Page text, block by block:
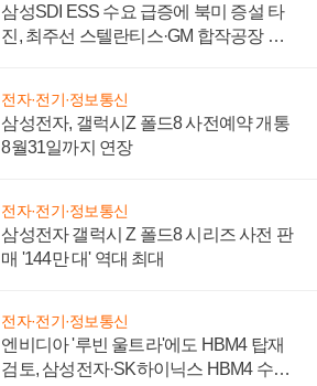
삼성SDI ESS 수요 급증에 북미 증설 타
진, 최주선 스텔란티스·GM 합작공장 건
전자·전기·정보통신
삼성전자, 갤럭시Z 폴드8 사전예약 개통
8월31일까지 연장
전자·전기·정보통신
삼성전자 갤럭시 Z 폴드8 시리즈 사전 판
매 '144만 대' 역대 최대
전자·전기·정보통신
엔비디아 '루빈 울트라'에도 HBM4 탑재
검토, 삼성전자·SK하이닉스 HBM4 수율